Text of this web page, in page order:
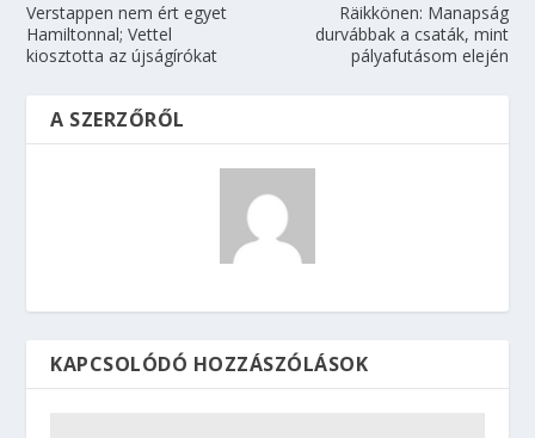
Verstappen nem ért egyet
Hamiltonnal; Vettel
kiosztotta az újságírókat
Räikkönen: Manapság
durvábbak a csaták, mint
pályafutásom elején
A SZERZŐRŐL
KAPCSOLÓDÓ HOZZÁSZÓLÁSOK